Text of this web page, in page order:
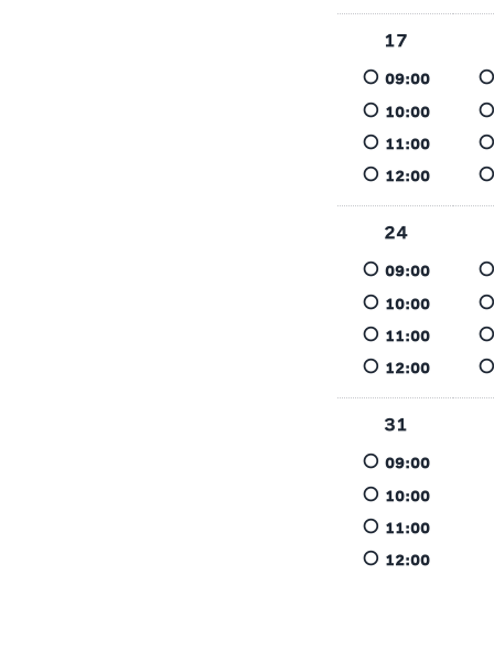
17
○ 09:00
○ 10:00
○ 11:00
○ 12:00
○
○
○
○
24
○ 09:00
○ 10:00
○ 11:00
○ 12:00
○
○
○
○
31
○ 09:00
○ 10:00
○ 11:00
○ 12:00